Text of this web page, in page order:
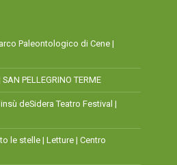
Paleontologico di Cene |
PELLEGRINO TERME
deSidera Teatro Festival |
le stelle | Letture | Centro